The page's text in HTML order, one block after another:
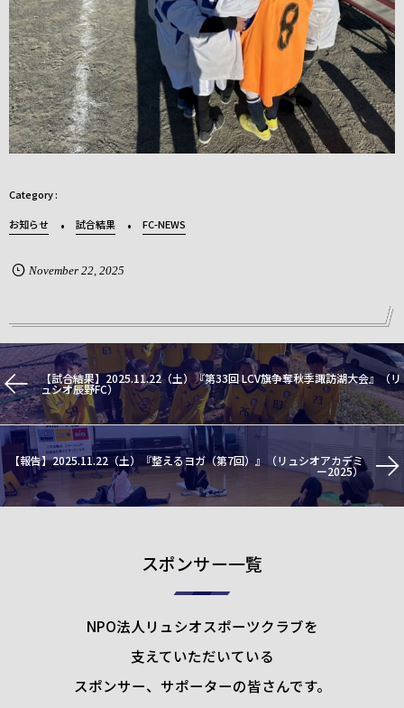
お知らせ 試合結果 FC-NEWS
November 22, 2025
【試合結果】2025.11.22（土）『第33回 LCV旗争奪秋季諏訪湖大会』（リ
ュシオ辰野FC）
【報告】2025.11.22（土）『整えるヨガ（第7回）』（リュシオアカデミ
ー2025）
スポンサー一覧
NPO法人リュシオスポーツクラブを
支えていただいている
スポンサー、サポーターの皆さんです。